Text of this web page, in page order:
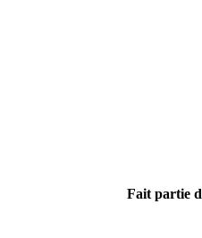
Fait partie